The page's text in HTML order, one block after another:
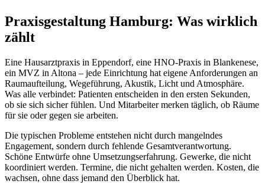
Praxisgestaltung Hamburg: Was wirklich
zählt
Eine Hausarztpraxis in Eppendorf, eine HNO-Praxis in Blankenese,
ein MVZ in Altona – jede Einrichtung hat eigene Anforderungen an
Raumaufteilung, Wegeführung, Akustik, Licht und Atmosphäre.
Was alle verbindet: Patienten entscheiden in den ersten Sekunden,
ob sie sich sicher fühlen. Und Mitarbeiter merken täglich, ob Räume
für sie oder gegen sie arbeiten.
Die typischen Probleme entstehen nicht durch mangelndes
Engagement, sondern durch fehlende Gesamtverantwortung.
Schöne Entwürfe ohne Umsetzungserfahrung. Gewerke, die nicht
koordiniert werden. Termine, die nicht gehalten werden. Kosten, die
wachsen, ohne dass jemand den Überblick hat.